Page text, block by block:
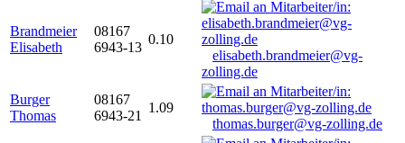
Brandmeier
Elisabeth
08167
6943-13
0.10
elisabeth.brandmeier@vg-
zolling.de
Burger
Thomas
08167
6943-21
1.09
thomas.burger@vg-zolling.de